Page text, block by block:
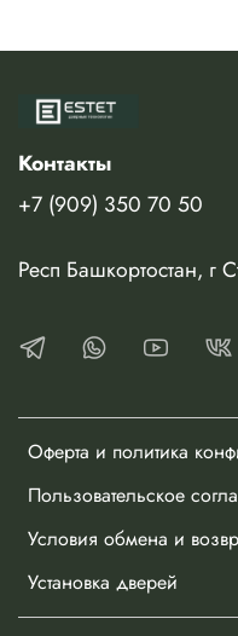
Оферта и политика
Пользовательское
Условия обмена и
Установка дверей
Контакты
+7 (909) 350 70 50
Респ Башкортостан, г